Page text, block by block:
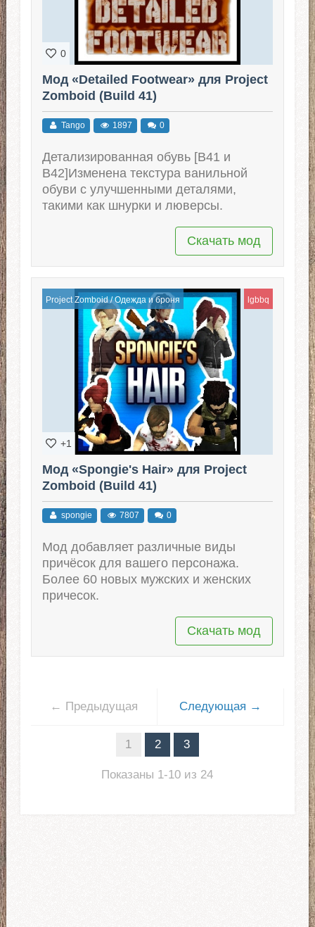
0
Мод «Detailed Footwear» для Project
Zomboid (Build 41)
Tango 1897 0
Детализированная обувь [B41 и
B42]Изменена текстура ванильной
обуви с улучшенными деталями,
такими как шнурки и люверсы.
Скачать мод
Project Zomboid/Одежда и броня lgbbq
+1
Мод «Spongie's Hair» для Project
Zomboid (Build 41)
spongie 7807 0
Мод добавляет различные виды
причёсок для вашего персонажа.
Более 60 новых мужских и женских
причесок.
Скачать мод
← Предыдущая Следующая →
1 2 3
Показаны 1-10 из 24